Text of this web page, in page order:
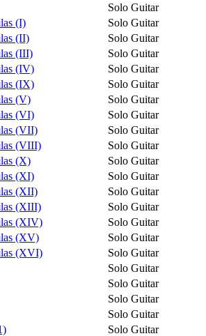
Solo Guitar
(I)
Solo Guitar
(II)
Solo Guitar
(III)
Solo Guitar
(IV)
Solo Guitar
(IX)
Solo Guitar
(V)
Solo Guitar
(VI)
Solo Guitar
(VII)
Solo Guitar
(VIII)
Solo Guitar
(X)
Solo Guitar
(XI)
Solo Guitar
(XII)
Solo Guitar
(XIII)
Solo Guitar
(XIV)
Solo Guitar
(XV)
Solo Guitar
(XVI)
Solo Guitar
Solo Guitar
Solo Guitar
Solo Guitar
Solo Guitar
Solo Guitar